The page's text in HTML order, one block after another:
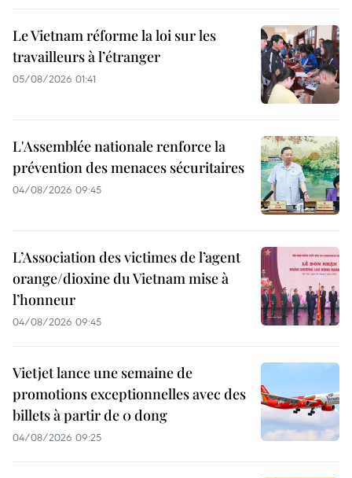
Le Vietnam réforme la loi sur les
travailleurs à l’étranger
05/08/2026 01:41
L'Assemblée nationale renforce la
prévention des menaces sécuritaires
04/08/2026 09:45
L’Association des victimes de l’agent
orange/dioxine du Vietnam mise à
l’honneur
04/08/2026 09:45
Vietjet lance une semaine de
promotions exceptionnelles avec des
billets à partir de 0 dong
04/08/2026 09:25